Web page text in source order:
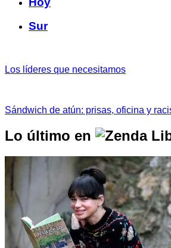
Sur
Los líderes que necesitamos
Sándwich de atún: prisas, oficina y
Lo último en